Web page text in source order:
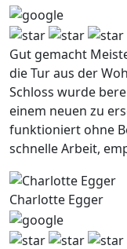
Gut gemacht
die Tur aus der
Schloss wurde
einem neuen zu
funktioniert ohne
schnelle Arbeit,
Charlotte Egger